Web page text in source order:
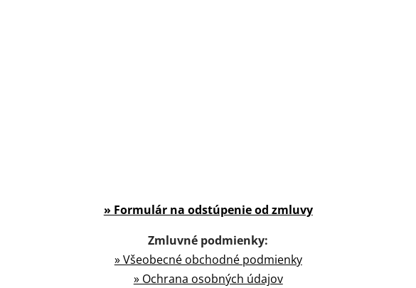
» Formulár na odstúpenie od zmluvy
Zmluvné podmienky:
» Všeobecné obchodné podmienky
» Ochrana osobných údajov